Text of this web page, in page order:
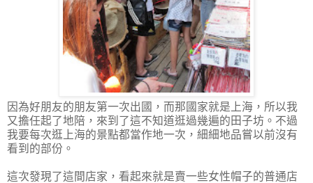
因為好朋友的朋友第一次出國，而那國家就是上海，所以我
又擔任起了地陪，來到了這不知道逛過幾遍的田子坊。不過
我要每次逛上海的景點都當作地一次，細細地品嘗以前沒有
看到的部份。
這次發現了這間店家，看起來就是賣一些女性帽子的普通店